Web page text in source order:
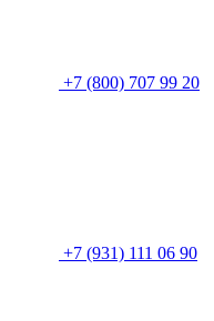
+7 (800) 707 99 20
+7 (931) 111 06 90